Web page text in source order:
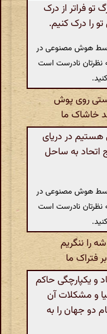
فراتر از درک
را درک کنیم.
هوش مصنوعی در
نظرتان نادرست است
روی پوش
خاشاک ما
در دریای
اتحاد به ساحل
هوش مصنوعی در
نظرتان نادرست است
را ننگریم
فتراک ما
و یکپارچگی حاکم
و مشکلات آن
دو جهان را به